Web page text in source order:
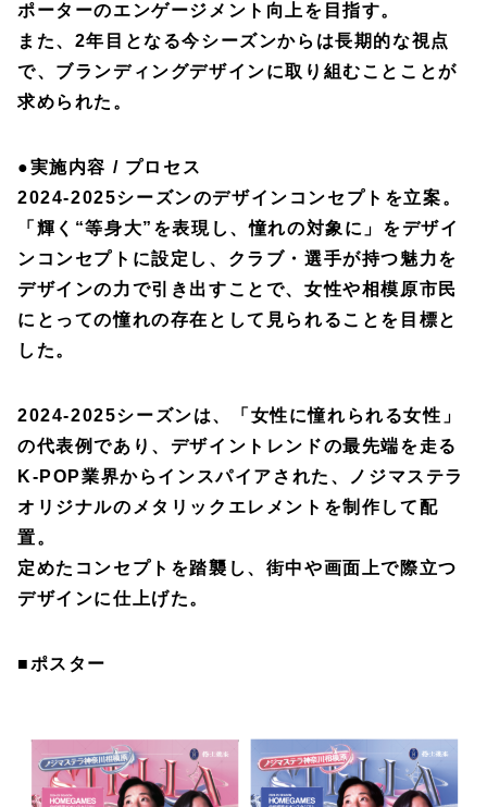
ポーターのエンゲージメント向上を目指す。
また、2年目となる今シーズンからは長期的な視点
で、ブランディングデザインに取り組むことことが
求められた。
●実施内容 / プロセス
2024-2025シーズンのデザインコンセプトを立案。
「輝く“等身大”を表現し、憧れの対象に」をデザイ
ンコンセプトに設定し、クラブ・選手が持つ魅力を
デザインの力で引き出すことで、女性や相模原市民
にとっての憧れの存在として見られることを目標と
した。
2024-2025シーズンは、「女性に憧れられる女性」
の代表例であり、デザイントレンドの最先端を走る
K-POP業界からインスパイアされた、ノジマステラ
オリジナルのメタリックエレメントを制作して配
置。
定めたコンセプトを踏襲し、街中や画面上で際立つ
デザインに仕上げた。
■ポスター